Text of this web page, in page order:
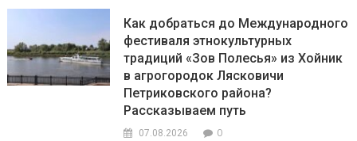
Как добраться до Международного
фестиваля этнокультурных
традиций «Зов Полесья» из Хойник
в агрогородок Лясковичи
Петриковского района?
Рассказываем путь
07.08.2026 0